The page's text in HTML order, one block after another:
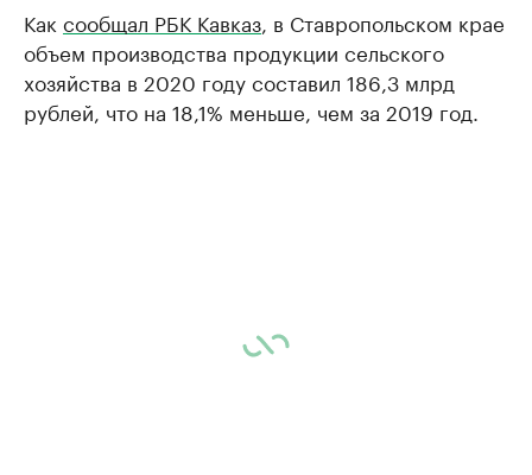
Как сообщал РБК Кавказ , в Ставропольском крае
объем производства продукции сельского
хозяйства в 2020 году составил 186,3 млрд
рублей, что на 18,1% меньше, чем за 2019 год.